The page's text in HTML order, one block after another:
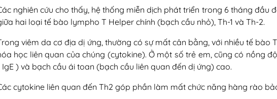
nghiên cứu cho thấy, hệ thống miễn dịch phát triển trong 6 tháng đầu
hai loại tế bào lympho T Helper chính (bạch cầu nhỏ), Th-1 và Th-2.
viêm da cơ địa dị ứng, thường có sự mất cân bằng, với nhiều tế bào
học liên quan của chúng (cytokine). Ở một số trẻ em, cũng có nồng
IgE ) và bạch cầu ái toan (bạch cầu liên quan đến dị ứng) cao.
cytokine liên quan đến Th2 góp phần làm mất chức năng hàng rào